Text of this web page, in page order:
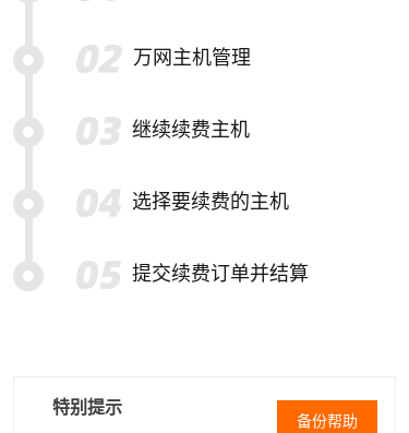
万网主机管理
继续续费主机
选择要续费的主机
提交续费订单并结算
特别提示
备份帮助